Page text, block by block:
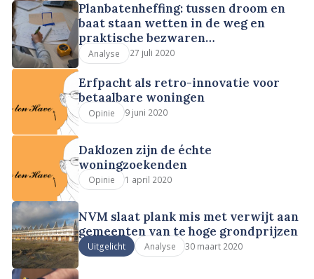
Planbatenheffing: tussen droom en
baat staan wetten in de weg en
praktische bezwaren…
Analyse 27 juli 2020
Erfpacht als retro-innovatie voor
betaalbare woningen
Opinie 9 juni 2020
Daklozen zijn de échte
woningzoekenden
Opinie 1 april 2020
NVM slaat plank mis met verwijt aan
gemeenten van te hoge grondprijzen
Uitgelicht Analyse 30 maart 2020